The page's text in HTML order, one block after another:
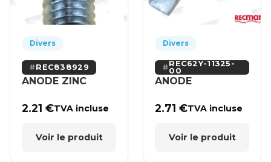
Divers
REC838929
ANODE ZINC
2.21€TVA incluse
Voir le produit
Divers
REC62Y-11325-
00
ANODE
2.71€TVA incluse
Voir le produit